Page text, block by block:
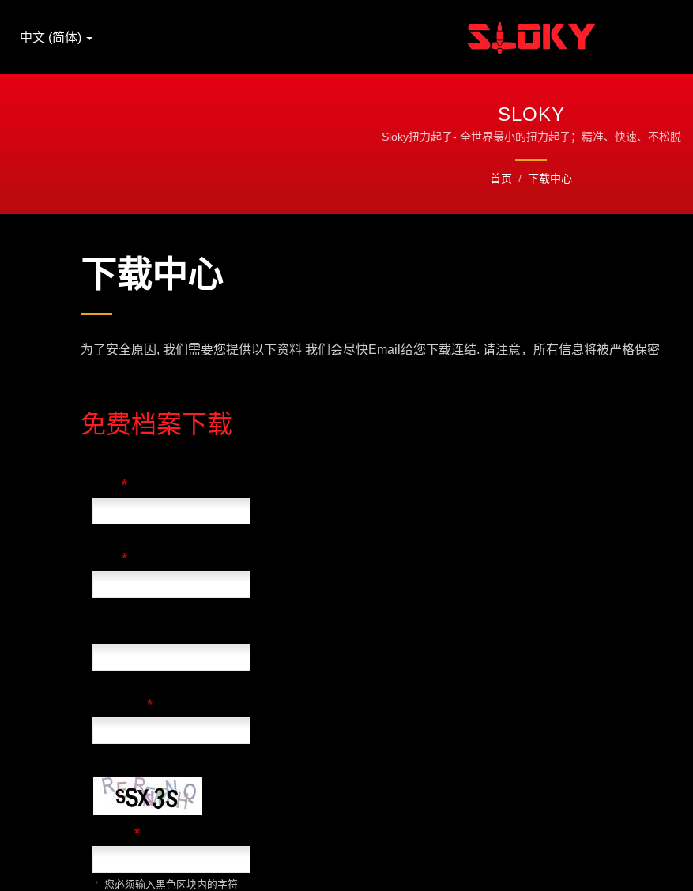
中文 (简体)
SLOKY
Sloky扭力起子- 全世界最小的扭力起子；精准、快速、不松脱
首页 / 下载中心
下载中心
为了安全原因, 我们需要您提供以下资料 我们会尽快Email给您下载连结. 请注意，所有信息将被严格保密
免费档案下载
*
*
*
*
您必须输入黑色区块内的字符